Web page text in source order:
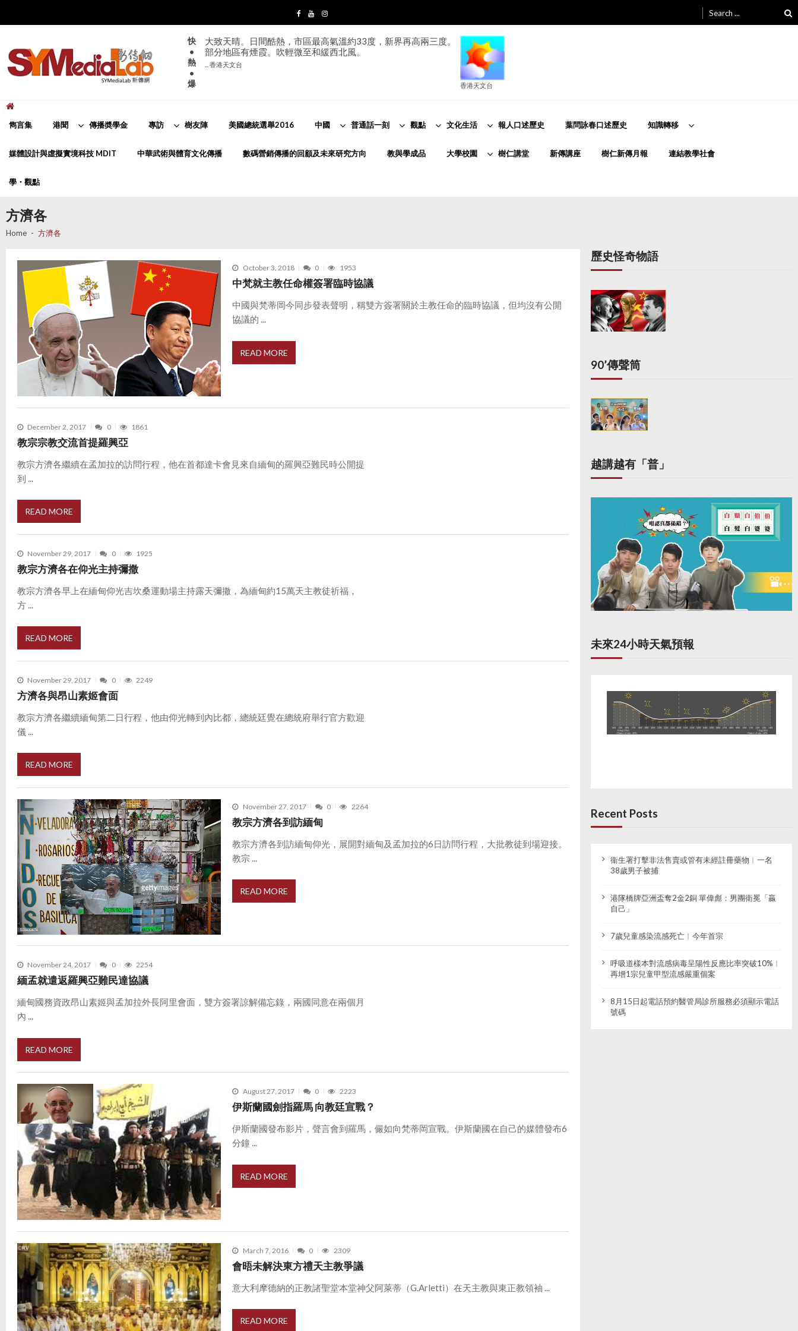
navigation
content
for:
快
•
熱
•
爆
大致天晴。日間酷熱，市區最高氣溫約33度，新界再高兩三度。
部分地區有煙霞。吹輕微至和緩西北風。
... 香港天文台
香港天文台
雋言集 港聞 傳播奬學金 專訪 樹友陣 美國總統選舉2016 中國 普通話一刻 觀點 文化生活 報人口述歷史 葉問詠春口述歷史 知識轉移
媒體設計與虛擬實境科技 MDIT 中華武術與體育文化傳播 數碼營銷傳播的回顧及未來研究方向 教與學成品 大學校園 樹仁講堂 新傳講座 樹仁新傳月報 連結教學社會
學・觀點
方濟各
Home 方濟各
October 3, 2018 0 1953
中梵就主教任命權簽署臨時協議
中國與梵蒂岡今同步發表聲明，稱雙方簽署關於主教任命的臨時協議，但均沒有公開
協議的 ...
READ MORE
December 2, 2017 0 1861
教宗宗教交流首提羅興亞
教宗方濟各繼續在孟加拉的訪問行程，他在首都達卡會見來自緬甸的羅興亞難民時公開提
到 ...
READ MORE
November 29, 2017 0 1925
教宗方濟各在仰光主持彌撒
教宗方濟各早上在緬甸仰光吉坎桑運動場主持露天彌撒，為緬甸約15萬天主教徒祈福，
方 ...
READ MORE
November 29, 2017 0 2249
方濟各與昂山素姬會面
教宗方濟各繼續緬甸第二日行程，他由仰光轉到內比都，總統廷覺在總統府舉行官方歡迎
儀 ...
READ MORE
November 27, 2017 0 2264
教宗方濟各到訪緬甸
教宗方濟各到訪緬甸仰光，展開對緬甸及孟加拉的6日訪問行程，大批教徒到場迎接。
教宗 ...
READ MORE
November 24, 2017 0 2254
緬孟就遣返羅興亞難民達協議
緬甸國務資政昂山素姬與孟加拉外長阿里會面，雙方簽署諒解備忘錄，兩國同意在兩個月
內 ...
READ MORE
August 27, 2017 0 2223
伊斯蘭國劍指羅馬 向教廷宣戰？
伊斯蘭國發布影片，聲言會到羅馬，儼如向梵蒂岡宣戰。伊斯蘭國在自己的媒體發布6
分鐘 ...
READ MORE
March 7, 2016 0 2309
會晤未解決東方禮天主教爭議
意大利摩德納的正教諸聖堂本堂神父阿萊蒂（G.Arletti）在天主教與東正教領袖 ...
READ MORE
歷史怪奇物語
90’傳聲筒
越講越有「普」
未來24小時天氣預報
Recent Posts
衞生署打擊非法售賣或管有未經註冊藥物︱一名
38歲男子被捕
港隊橋牌亞洲盃奪2金2銅 單偉彪：男團衛冕「贏
自己」
7歲兒童感染流感死亡︱今年首宗
呼吸道樣本對流感病毒呈陽性反應比率突破10%︱
再增1宗兒童甲型流感嚴重個案
8月15日起電話預約醫管局診所服務必須顯示電話
號碼